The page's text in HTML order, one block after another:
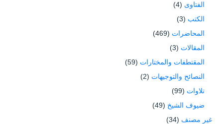
الفتاوى (4)
الكتب (3)
المحاضرات (469)
المقالات (3)
المقتطفات والمختارات (59)
النصائح والتوجيهات (2)
تلاوات (99)
ضيوف الشيخ (49)
غير مصنف (34)